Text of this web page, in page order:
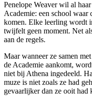
Penelope Weaver wil al
Academie: een school waar
komen. Elke leerling wordt
twijfelt geen moment. Net
aan de regels.
Maar wanneer ze samen
de Academie aankomt,
niet bij Athena ingedeeld.
muze is niet zoals ze had
gevaarlijker dan ze ooit had